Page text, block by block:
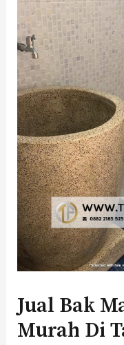
Jual Bak
Murah Di